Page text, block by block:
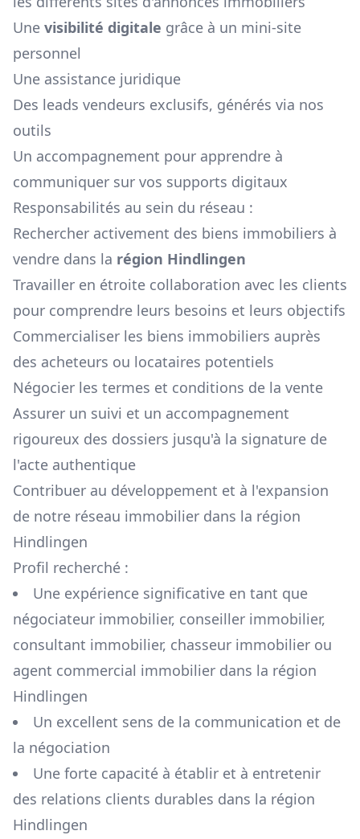
Une visibilité digitale grâce à un mini-site
personnel
Une assistance juridique
Des leads vendeurs exclusifs, générés via nos
outils
Un accompagnement pour apprendre à
communiquer sur vos supports digitaux
Responsabilités au sein du réseau :
Rechercher activement des biens immobiliers à
vendre dans la région Hindlingen
Travailler en étroite collaboration avec les clients
pour comprendre leurs besoins et leurs objectifs
Commercialiser les biens immobiliers auprès
des acheteurs ou locataires potentiels
Négocier les termes et conditions de la vente
Assurer un suivi et un accompagnement
rigoureux des dossiers jusqu'à la signature de
l'acte authentique
Contribuer au développement et à l'expansion
de notre réseau immobilier dans la région
Hindlingen
Profil recherché :
Une expérience significative en tant que
négociateur immobilier, conseiller immobilier,
consultant immobilier, chasseur immobilier ou
agent commercial immobilier dans la région
Hindlingen
Un excellent sens de la communication et de
la négociation
Une forte capacité à établir et à entretenir
des relations clients durables dans la région
Hindlingen